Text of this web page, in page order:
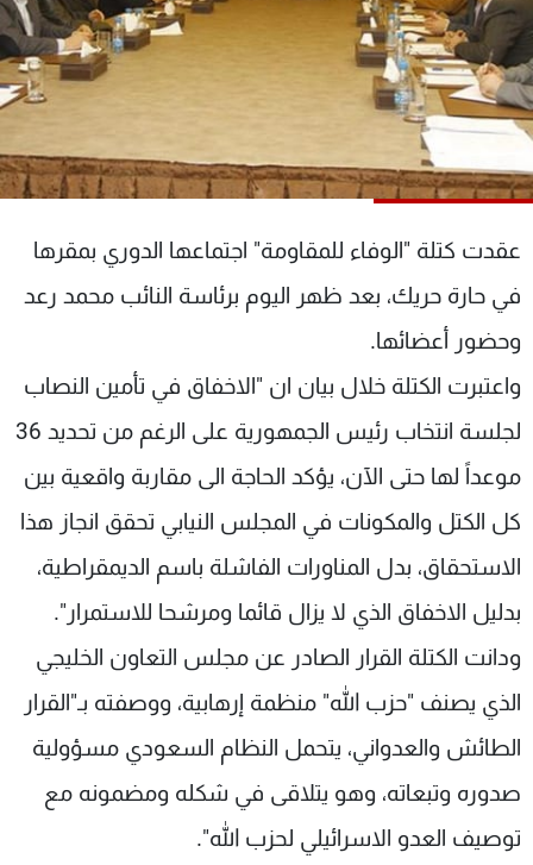
عقدت كتلة "الوفاء للمقاومة" اجتماعها الدوري بمقرها
في حارة حريك، بعد ظهر اليوم برئاسة النائب محمد رعد
وحضور أعضائها.
واعتبرت الكتلة خلال بيان ان "الاخفاق في تأمين النصاب
لجلسة انتخاب رئيس الجمهورية على الرغم من تحديد 36
موعداً لها حتى الآن، يؤكد الحاجة الى مقاربة واقعية بين
كل الكتل والمكونات في المجلس النيابي تحقق انجاز هذا
الاستحقاق، بدل المناورات الفاشلة باسم الديمقراطية،
بدليل الاخفاق الذي لا يزال قائما ومرشحا للاستمرار".
ودانت الكتلة القرار الصادر عن مجلس التعاون الخليجي
الذي يصنف "حزب الله" منظمة إرهابية، ووصفته بـ"القرار
الطائش والعدواني، يتحمل النظام السعودي مسؤولية
صدوره وتبعاته، وهو يتلاقى في شكله ومضمونه مع
توصيف العدو الاسرائيلي لحزب الله".
البرامج
جدول البرامج
شاهد البرامج
الترددات
عن MTV
لاعلاناتكم
وظائف
شروط الإسـتخدام